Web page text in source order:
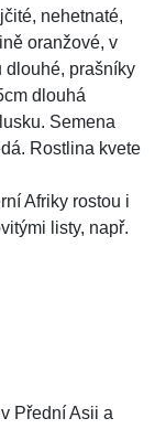
nehetnaté,
oranžové, v
dlouhé, prašníky
dlouhá
Semena
Rostlina kvete
Afriky rostou i
listy, např.
Přední Asii a